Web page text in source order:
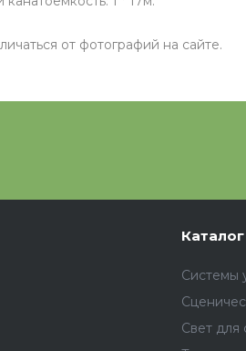
от фотографий на сайте.
Каталог
Системы
Свет для